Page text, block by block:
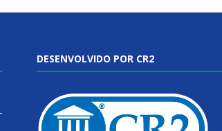
DESENVOLVIDO POR CR2